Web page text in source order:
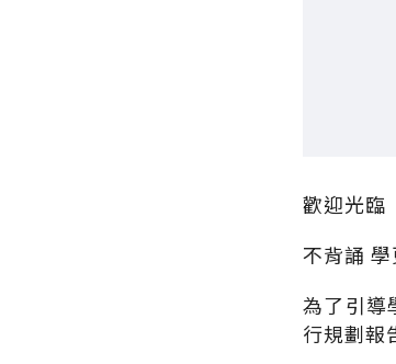
歡迎光臨
不背誦 學
為了引導
行規劃報